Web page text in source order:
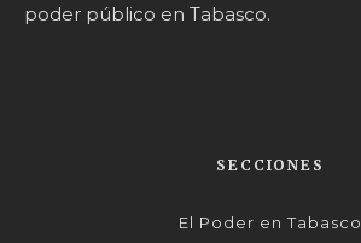
poder público en Tabasco.
SECCIONES
El Poder en Tabasco